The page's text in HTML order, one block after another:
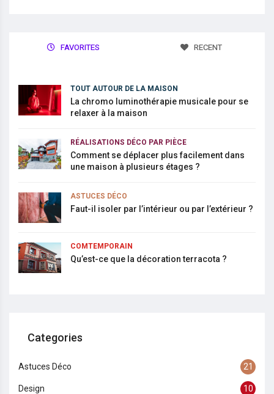
FAVORITES RECENT
TOUT AUTOUR DE LA MAISON
La chromo luminothérapie musicale pour se
relaxer à la maison
RÉALISATIONS DÉCO PAR PIÈCE
Comment se déplacer plus facilement dans
une maison à plusieurs étages ?
ASTUCES DÉCO
Faut-il isoler par l’intérieur ou par l’extérieur ?
COMTEMPORAIN
Qu’est-ce que la décoration terracota ?
Categories
Astuces Déco 21
Design 10